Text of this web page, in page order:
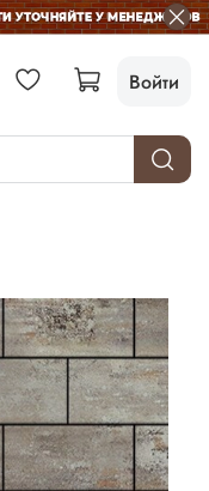
Войти